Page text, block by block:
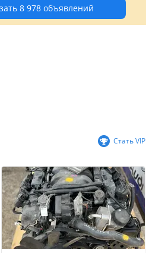
8 978 объявлений
Стать VIP